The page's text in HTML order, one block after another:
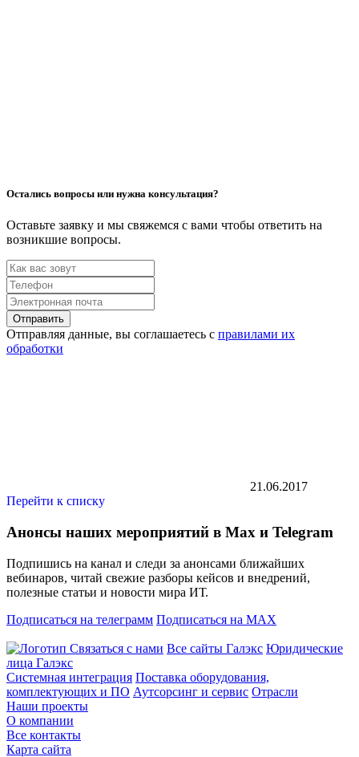
Остались вопросы или нужна консультация?
Оставьте заявку и мы свяжемся с вами чтобы ответить на
возникшие вопросы.
Отправить
Отправляя данные, вы соглашаетесь с правилами их
обработки
21.06.2017
Перейти к списку
Анонсы наших мероприятий в Max и Telegram
Подпишись на канал и следи за анонсами ближайших
вебинаров, читай свежие разборы кейсов и внедрений,
полезные статьи и новости мира ИТ.
Подписаться на телеграмм Подписаться на MAX
Связаться с нами Все сайты Галэкс Юридические
лица Галэкс
Системная интеграция Поставка оборудования,
комплектующих и ПО Аутсорсинг и сервис Отрасли
Наши проекты
О компании
Все контакты
Карта сайта